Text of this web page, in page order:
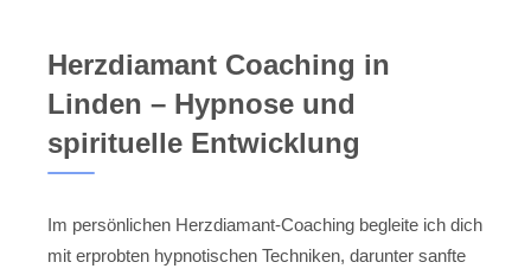
Herzdiamant Coaching in
Linden – Hypnose und
spirituelle Entwicklung
Im persönlichen Herzdiamant-Coaching begleite ich dich
mit erprobten hypnotischen Techniken, darunter sanfte